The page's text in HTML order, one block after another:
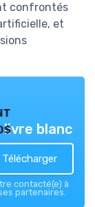
confrontés
et
blanc
contacté(e) à
partenaires.